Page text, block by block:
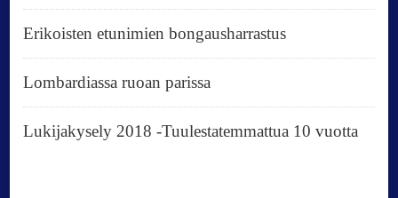
Erikoisten etunimien bongausharrastus
Lombardiassa ruoan parissa
Lukijakysely 2018 -Tuulestatemmattua 10 vuotta